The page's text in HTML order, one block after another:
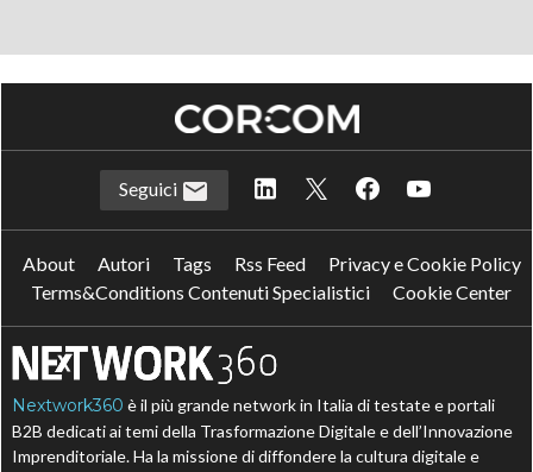
Seguici
About Autori Tags Rss Feed
Privacy e Cookie Policy
Terms&Conditions Contenuti Specialistici
Cookie Center
Nextwork360 è il più grande network in Italia di testate e portali
B2B dedicati ai temi della Trasformazione Digitale e dell’Innovazione
Imprenditoriale. Ha la missione di diffondere la cultura digitale e